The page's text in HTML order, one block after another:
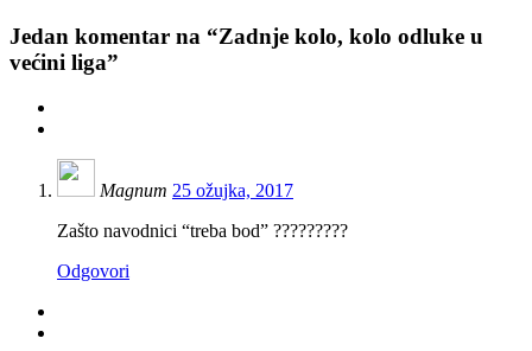
Jedan komentar na “Zadnje kolo, kolo odluke u
većini liga”
Magnum 25 ožujka, 2017
Zašto navodnici “treba bod” ?????????
Odgovori